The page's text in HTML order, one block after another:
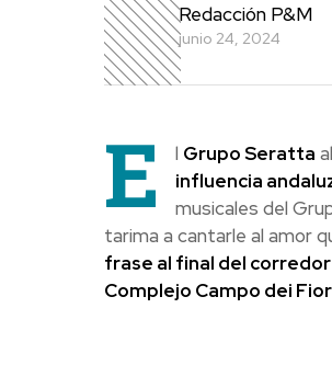
Redacción P&M
junio 24, 2024
E l Grupo Seratta
influencia
musicales del
tarima a cantarle al amor
frase al final del
Complejo Campo dei